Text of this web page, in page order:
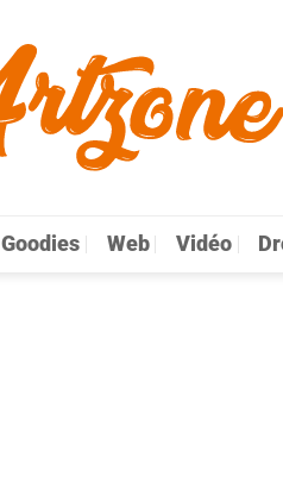
Goodies Web Vidéo